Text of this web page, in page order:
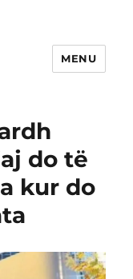
MENU
do të
kur do